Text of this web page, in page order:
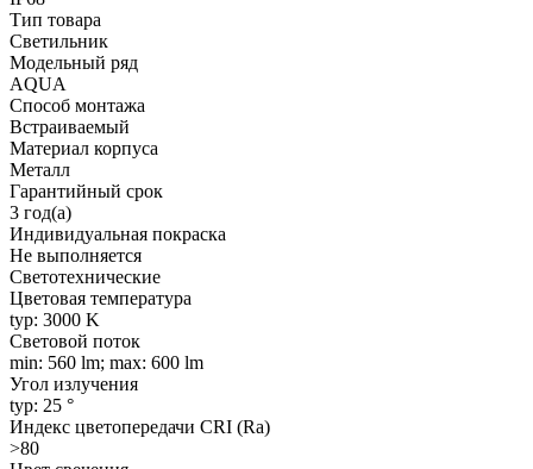
Тип товара
Светильник
Модельный ряд
AQUA
Способ монтажа
Встраиваемый
Материал корпуса
Металл
Гарантийный срок
3 год(а)
Индивидуальная покраска
Не выполняется
Светотехнические
Цветовая температура
typ: 3000 K
Световой поток
min: 560 lm; max: 600 lm
Угол излучения
typ: 25 °
Индекс цветопередачи CRI (Ra)
>80